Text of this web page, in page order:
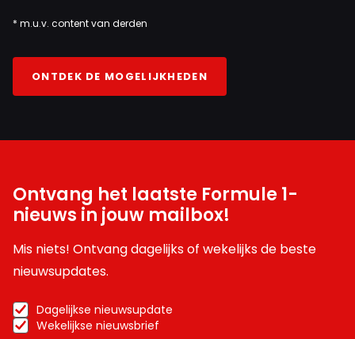
* m.u.v. content van derden
ONTDEK DE MOGELIJKHEDEN
Ontvang het laatste Formule 1-
nieuws in jouw mailbox!
Mis niets! Ontvang dagelijks of wekelijks de beste
nieuwsupdates.
Dagelijkse nieuwsupdate
Wekelijkse nieuwsbrief